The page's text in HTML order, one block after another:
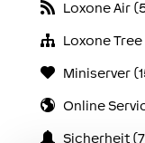
Loxone Air
Loxone Tree
Miniserver
Online
Sicherheit